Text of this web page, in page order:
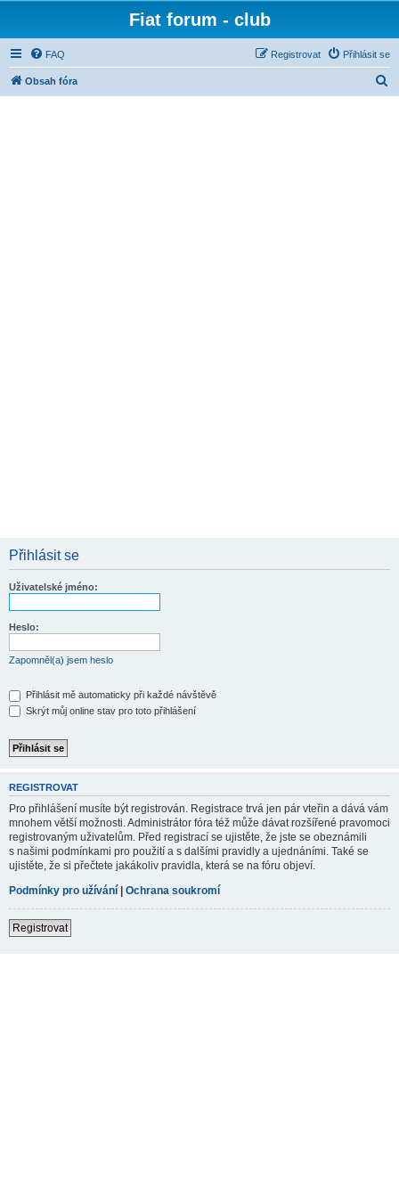
Fiat forum - club
FAQ Přihlásit se
Registrovat
Obsah fóra
Přihlásit se
Uživatelské jméno:
Heslo:
Zapomněl(a) jsem heslo
Přihlásit mě automaticky při každé návštěvě
Skrýt můj online stav pro toto přihlášení
REGISTROVAT
Pro přihlášení musíte být registrován. Registrace trvá jen pár vteřin a dává vám
mnohem větší možnosti. Administrátor fóra též může dávat rozšířené pravomoci
registrovaným uživatelům. Před registrací se ujistěte, že jste se obeznámili
s našimi podmínkami pro použití a s dalšími pravidly a ujednáními. Také se
ujistěte, že si přečtete jakákoliv pravidla, která se na fóru objeví.
Podmínky pro užívání | Ochrana soukromí
Registrovat